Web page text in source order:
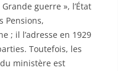
guerre », l’État
Pensions,
; il l’adresse en 1929
Toutefois, les
ministère est